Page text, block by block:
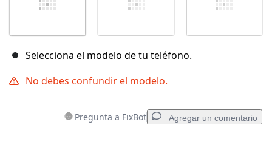
Selecciona el modelo de tu teléfono.
No debes confundir el modelo.
Pregunta a FixBot Agregar un comentario